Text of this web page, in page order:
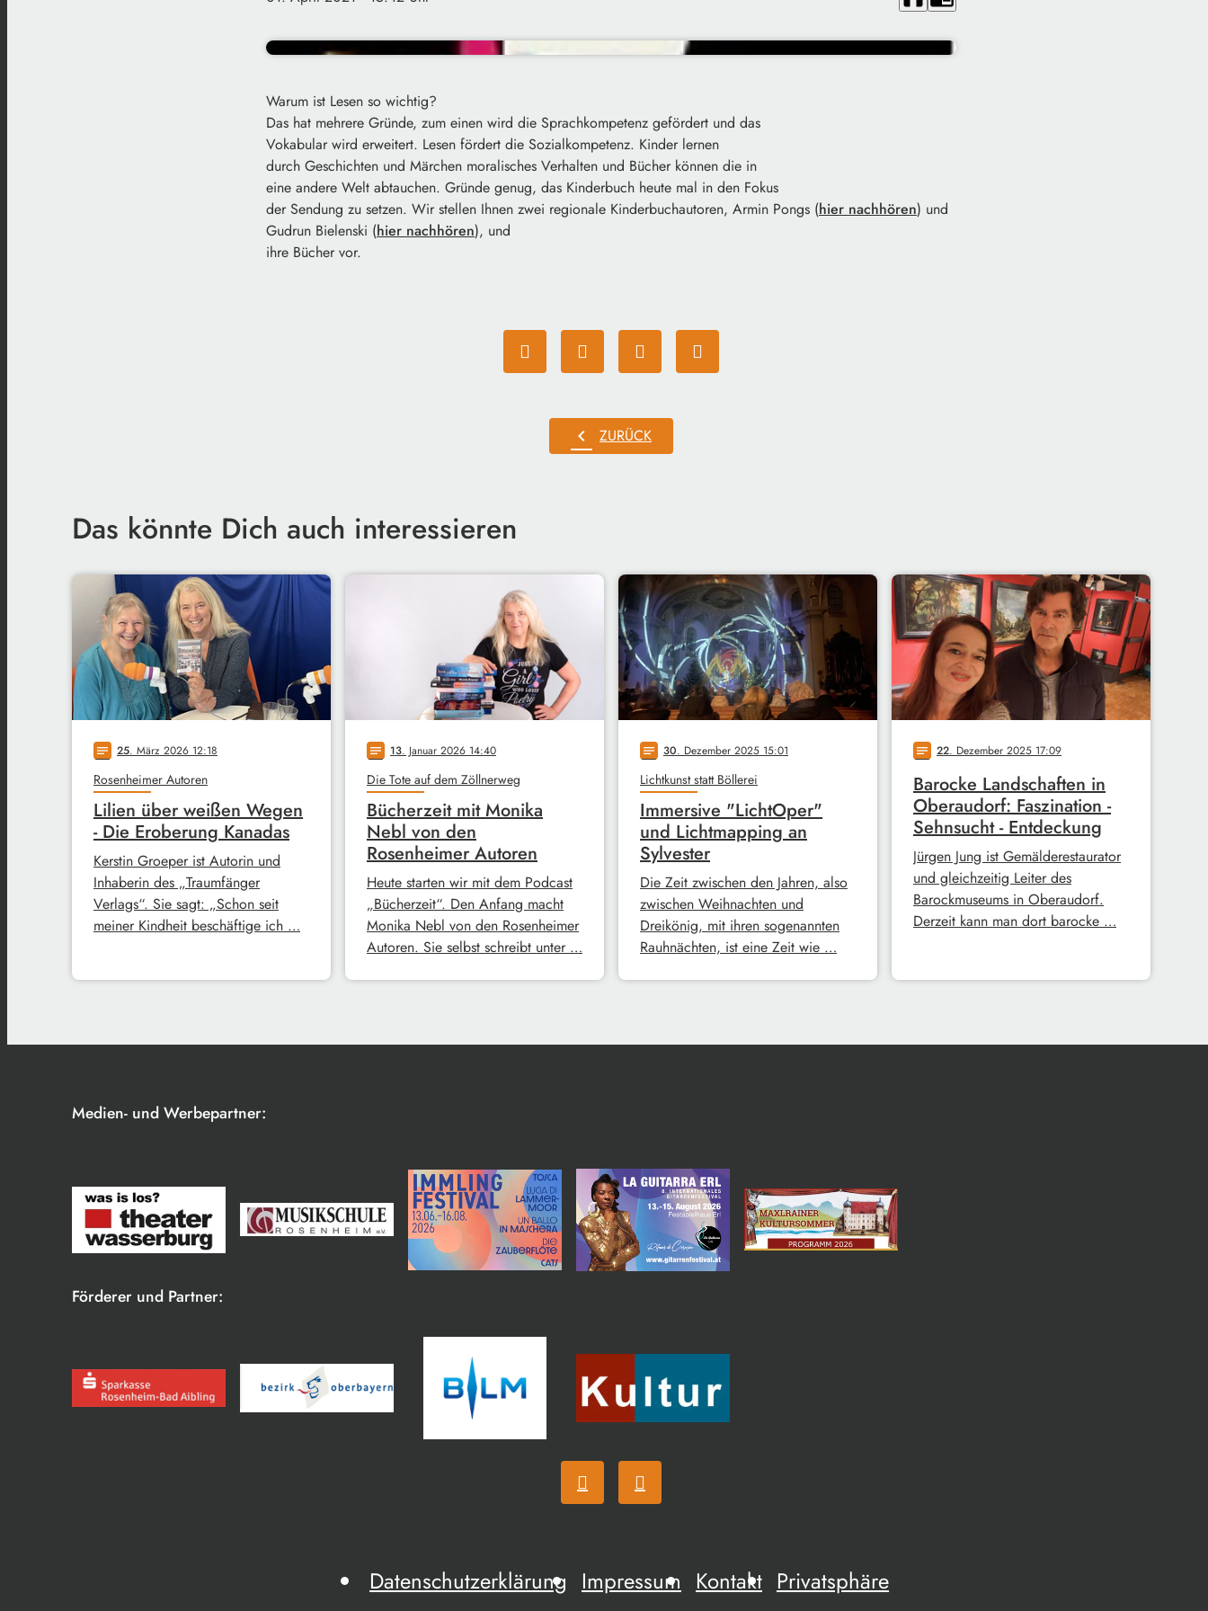
Warum ist Lesen so wichtig?
Das hat mehrere Gründe, zum einen wird die Sprachkompetenz gefördert und das
Vokabular wird erweitert. Lesen fördert die Sozialkompetenz. Kinder lernen
durch Geschichten und Märchen moralisches Verhalten und Bücher können die in
eine andere Welt abtauchen. Gründe genug, das Kinderbuch heute mal in den Fokus
der Sendung zu setzen. Wir stellen Ihnen zwei regionale Kinderbuchautoren, Armin Pongs (hier nachhören) und
Gudrun Bielenski (hier nachhören), und
ihre Bücher vor.
chevron_left ZURÜCK
Das könnte Dich auch interessieren
notes 25. März 2026 12:18
Rosenheimer Autoren
Lilien über weißen Wegen
- Die Eroberung Kanadas
Kerstin Groeper ist Autorin und
Inhaberin des „Traumfänger
Verlags“. Sie sagt: „Schon seit
meiner Kindheit beschäftige ich …
notes 13. Januar 2026 14:40
Die Tote auf dem Zöllnerweg
Bücherzeit mit Monika
Nebl von den
Rosenheimer Autoren
Heute starten wir mit dem Podcast
„Bücherzeit“. Den Anfang macht
Monika Nebl von den Rosenheimer
Autoren. Sie selbst schreibt unter …
notes 30. Dezember 2025 15:01
Lichtkunst statt Böllerei
Immersive "LichtOper"
und Lichtmapping an
Sylvester
Die Zeit zwischen den Jahren, also
zwischen Weihnachten und
Dreikönig, mit ihren sogenannten
Rauhnächten, ist eine Zeit wie …
notes 22. Dezember 2025 17:09
Barocke Landschaften in
Oberaudorf: Faszination -
Sehnsucht - Entdeckung
Jürgen Jung ist Gemälderestaurator
und gleichzeitig Leiter des
Barockmuseums in Oberaudorf.
Derzeit kann man dort barocke …
Medien- und Werbepartner:
Förderer und Partner:
Datenschutzerklärung Impressum Kontakt Privatsphäre